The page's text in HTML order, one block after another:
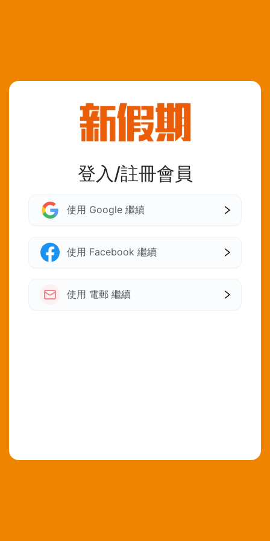
登入/註冊會員
使用 Google 繼續
使用 Facebook 繼續
使用 電郵 繼續